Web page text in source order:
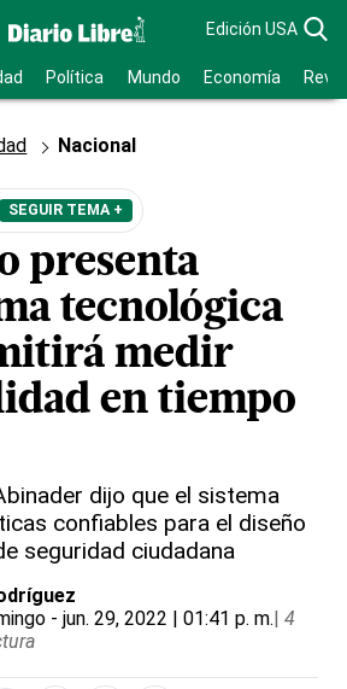
Edición USA
Política Mundo Economía
Nacional
SEGUIR TEMA +
presenta
tecnológica
medir
en tiempo
dijo que el sistema
confiables para el diseño
seguridad ciudadana
- jun. 29, 2022 | 01:41 p. m.| 4